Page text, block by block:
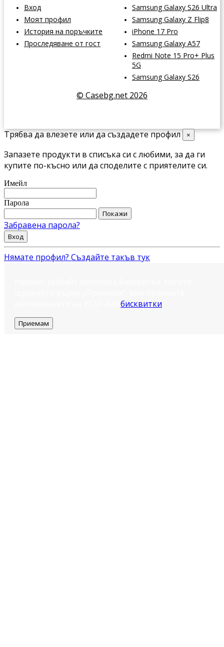
Вход
Моят профил
История на поръчките
Проследяване от гост
Samsung Galaxy S26 Ultra
Samsung Galaxy Z Flip8
iPhone 17 Pro
Samsung Galaxy A57
Redmi Note 15 Pro+ Plus
5G
Samsung Galaxy S26
© Casebg.net 2026
Трябва да влезете или да създадете профил ×
Запазете продукти в списъка си с любими, за да ги
купите по-късно или да споделите с приятелите си.
Имейл
Парола
Покажи
Забравена парола?
Вход
Нямате профил? Създайте такъв тук
бисквитки
Приемам